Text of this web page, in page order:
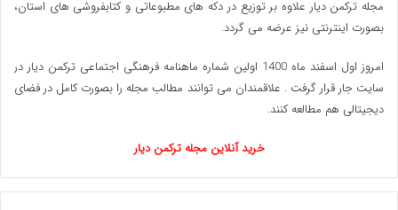
مجله ترکمن دیار علاوه بر توزیع در دکه های مطبوعاتی و کتابفروشی های استان،
بصورت اینترنتی نیز عرضه می گردد.‌
امروز اول اسفند ماه 1400 اولین شماره ماهنامه فرهنگی اجتماعی ترکمن دیار در
سایت جار قرار گرفت . علاقمندان می توانند مطالب مجله را بصورت کامل در فضای
دیجیتالی هم مطالعه کنند.
خرید آنلاین مجله ترکمن دیار